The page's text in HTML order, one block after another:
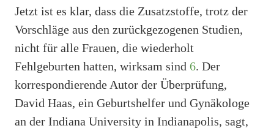
Jetzt ist es klar, dass die Zusatzstoffe, trotz der
Vorschläge aus den zurückgezogenen Studien,
nicht für alle Frauen, die wiederholt
Fehlgeburten hatten, wirksam sind 6. Der
korrespondierende Autor der Überprüfung,
David Haas, ein Geburtshelfer und Gynäkologe
an der Indiana University in Indianapolis, sagt,